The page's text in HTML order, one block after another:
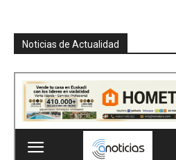
Noticias de Actualidad